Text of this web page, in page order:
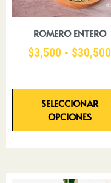
ROMERO ENTERO
$3,500 - $30,500
SELECCIONAR
OPCIONES